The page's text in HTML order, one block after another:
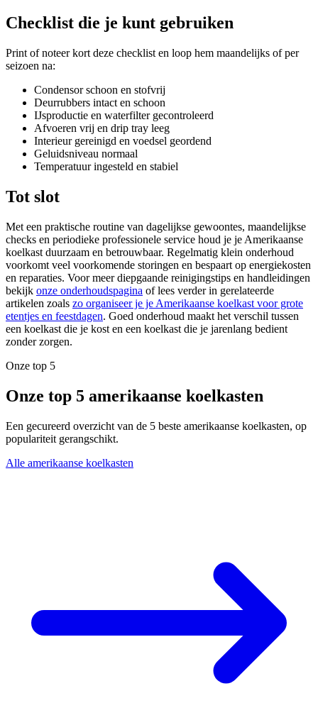
Checklist die je kunt gebruiken
Print of noteer kort deze checklist en loop hem maandelijks of per
seizoen na:
Condensor schoon en stofvrij
Deurrubbers intact en schoon
IJsproductie en waterfilter gecontroleerd
Afvoeren vrij en drip tray leeg
Interieur gereinigd en voedsel geordend
Geluidsniveau normaal
Temperatuur ingesteld en stabiel
Tot slot
Met een praktische routine van dagelijkse gewoontes, maandelijkse
checks en periodieke professionele service houd je je Amerikaanse
koelkast duurzaam en betrouwbaar. Regelmatig klein onderhoud
voorkomt veel voorkomende storingen en bespaart op energiekosten
en reparaties. Voor meer diepgaande reinigingstips en handleidingen
bekijk onze onderhoudspagina of lees verder in gerelateerde
artikelen zoals zo organiseer je je Amerikaanse koelkast voor grote
etentjes en feestdagen. Goed onderhoud maakt het verschil tussen
een koelkast die je kost en een koelkast die je jarenlang bedient
zonder zorgen.
Onze top 5
Onze top 5 amerikaanse koelkasten
Een gecureerd overzicht van de 5 beste amerikaanse koelkasten, op
populariteit gerangschikt.
Alle amerikaanse koelkasten